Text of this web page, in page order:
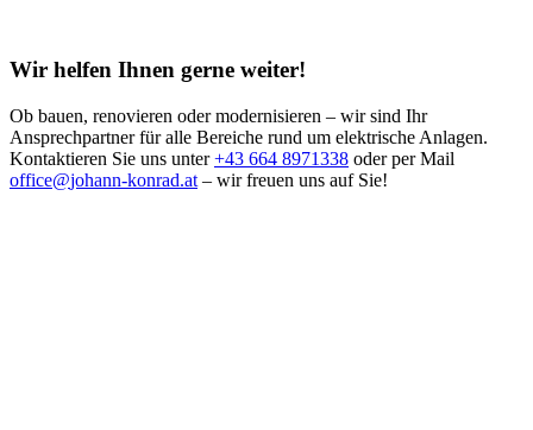
Wir helfen Ihnen gerne weiter!
Ob bauen, renovieren oder modernisieren – wir sind Ihr
Ansprechpartner für alle Bereiche rund um elektrische Anlagen.
Kontaktieren Sie uns unter+43 664 8971338 oder per Mail
office@johann-konrad.at – wir freuen uns auf Sie!